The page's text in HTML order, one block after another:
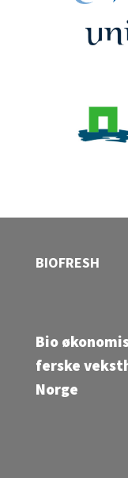
BIOFRESH
Bio
ferske
Norge